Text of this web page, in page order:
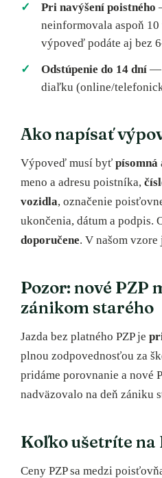
Pri navýšení poistného
neinformovala aspoň
výpoveď podáte aj bez
Odstúpenie do 14 dní —
diaľku (online/
Ako napísať
Výpoveď musí byť písomná
meno a adresu poistníka,
vozidla, označenie
ukončenia, dátum a podpis.
doporučene. V našom
Pozor: nové PZP
zánikom starého
Jazda bez platného PZP je
plnou zodpovednosťou za
pridáme porovnanie a nové
nadväzovalo na deň zániku
Koľko ušetríte na
Ceny PZP sa medzi